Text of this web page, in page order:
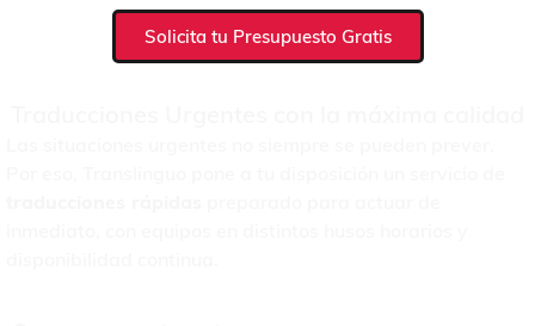
Solicita tu Presupuesto Gratis